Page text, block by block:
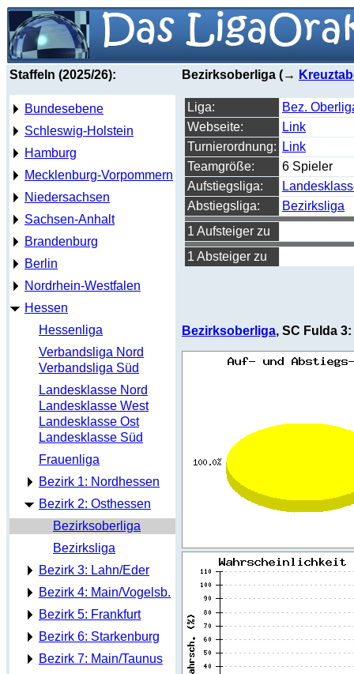
Staffeln (2025/26):
Bundesebene
Schleswig-Holstein
Hamburg
Mecklenburg-Vorpommern
Niedersachsen
Sachsen-Anhalt
Brandenburg
Berlin
Nordrhein-Westfalen
Hessen
Hessenliga
Verbandsliga Nord
Verbandsliga Süd
Landesklasse Nord
Landesklasse West
Landesklasse Ost
Landesklasse Süd
Frauenliga
Bezirk 1: Nordhessen
Bezirk 2: Osthessen
Bezirksoberliga
Bezirksliga
Bezirk 3: Lahn/Eder
Bezirk 4: Main/Vogelsb.
Bezirk 5: Frankfurt
Bezirk 6: Starkenburg
Bezirk 7: Main/Taunus
Bezirksoberliga (→
Liga:
Bez.
Webseite:
Link
Turnierordnung:
Link
Teamgröße:
6 Spieler
Aufstiegsliga:
Abstiegsliga:
Bezirksliga
1 Aufsteiger zu
1 Absteiger zu
Bezirksoberliga, SC Fulda 3: